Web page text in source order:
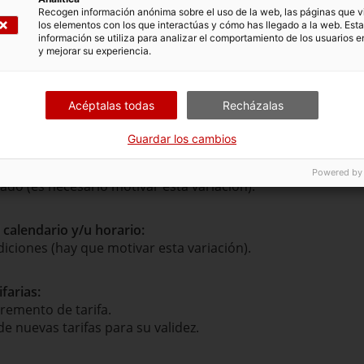
itinerario concesional:
propuesta, donde se explicará, si procede:
las localidades que se quieren incluir o suprimir del
nuevos recorridos con expresión de los servicios
de los medios necesarios para su explotación.
y/o paradas
(que no impliquen la modificación
(es necesario motivar esta variación).
calendario y/u horario:
(hay que motivar esta variación).
de tarifa.
nuevas tarifas para su validez.
Recogen información anónima sobre el uso de la web, las páginas que
los elementos con los que interactúas y cómo has llegado a la web. Esta
información se utiliza para analizar el comportamiento de los usuarios
y mejorar su experiencia.
Acéptalas todas Recházalas
Guardar los cambios
Powered by